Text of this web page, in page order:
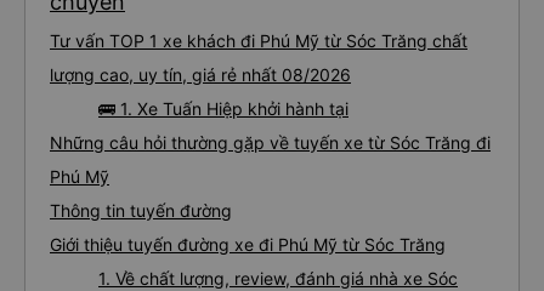
Tư vấn TOP 1 xe khách đi Phú Mỹ từ Sóc Trăng chất
lượng cao, uy tín, giá rẻ nhất 08/2026
🚌 1. Xe Tuấn Hiệp khởi hành tại
Những câu hỏi thường gặp về tuyến xe từ Sóc Trăng đi
Phú Mỹ
Thông tin tuyến đường
Giới thiệu tuyến đường xe đi Phú Mỹ từ Sóc Trăng
1. Về chất lượng, review, đánh giá nhà xe Sóc